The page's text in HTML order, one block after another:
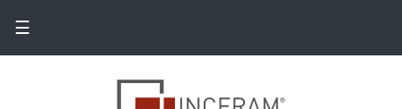
Toggle navigation
☰